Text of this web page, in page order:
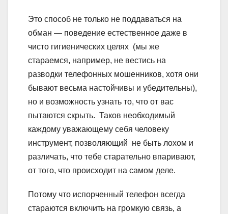
Это способ не только не поддаваться на
обман — поведение естественное даже в
чисто гигиенических целях (мы же
стараемся, например, не вестись на
разводки телефонных мошенников, хотя они
бывают весьма настойчивы и убедительны),
но и возможность узнать то, что от вас
пытаются скрыть. Таков необходимый
каждому уважающему себя человеку
инструмент, позволяющий не быть лохом и
различать, что тебе старательно впаривают,
от того, что происходит на самом деле.
Потому что испорченный телефон всегда
стараются включить на громкую связь, а